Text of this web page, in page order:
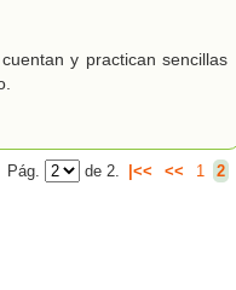
y practican sencillas
Pág. de 2. |<< << 1 2